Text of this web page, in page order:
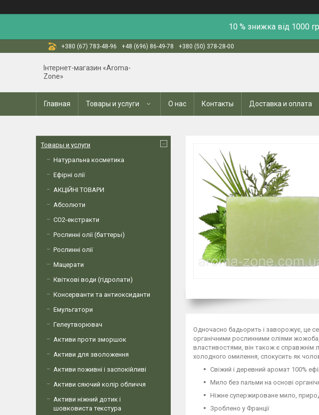
10 % знижка від 1000
+380 (67) 783-48-96 +48 (696) 86-49-78 +380 (50) 378-28-00
Інтернет-магазин «Aroma-
Zone»
Главная Товары и услуги О нас Контакты Доставка и оплата
Одночасно бадьорить і заворожує, це
органічними рослинними оліями
властивостями, він також є справжнім
холодного омилення, спокусить як
Свіжий і деревний аромат 100%
Мило без пальми на основі
Ніжне супержироване мило,
Зроблено у Франції
Товары и услуги
Натуральна косметика
Ефірні олії
АКЦІЙНІ ТОВАРИ
Абсолюти
СО2-екстракти
Рослинні олії (баттеры)
Рослинні олії
Мацерати
Квіткові води (гідролати)
Консерванти та антиоксиданти
Емульгатори
Гелеутворювач
Активи проти зморшок
Активи для зволоження
Активи поживні і заспокійливі
Активи сяючий колір обличчя
Активи ніжний дотик і
шовковиста текстура